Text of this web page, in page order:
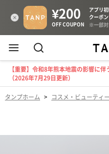
【重要】令和8年熊本地震の影響に
（2026年7月29日更新）
タンプホーム > コスメ・ビューティー